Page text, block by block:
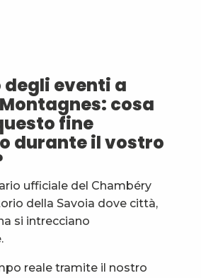
- séance de planétarium
La Gerbelle
Philippe Grisard
escalade, via-ferrata, canyon (10-
de sculpture et rencontre
: Arbres médicinaux de nos
de Méjane
de la Treille
eventi a
cosa
fine
durante il vostro
ufficiale del Chambéry
della Savoia dove città,
si intrecciano
reale tramite il nostro